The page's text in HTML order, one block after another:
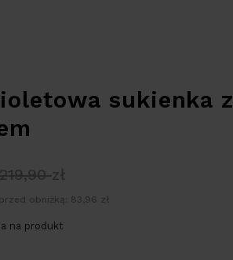
sukienka z
219,90zł
obniżką: 83,96 zł
na produkt